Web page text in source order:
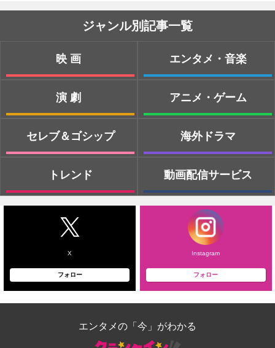
ジャンル別記事一覧
映画
演劇
セレブ＆ゴシップ
トレンド
エンタメ・音楽
アニメ・ゲーム
海外ドラマ
動画配信サービス
X
フォロー
Instagram
フォロー
エンタメの「今」がわかる